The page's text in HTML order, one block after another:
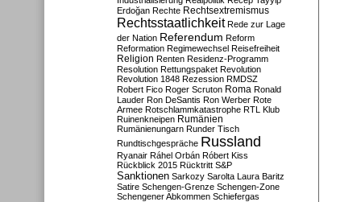
Erdoğan Rechte Rechtsextremismus
Rechtsstaatlichkeit Rede zur Lage
der Nation Referendum Reform
Reformation Regimewechsel Reisefreiheit
Religion Renten Residenz-Programm
Resolution Rettungspaket Revolution
Revolution 1848 Rezession RMDSZ
Robert Fico Roger Scruton Roma Ronald
Lauder Ron DeSantis Ron Werber Rote
Armee Rotschlammkatastrophe RTL Klub
Ruinenkneipen Rumänien
Rumänienungarn Runder Tisch
Rundtischgespräche Russland
Ryanair Ráhel Orbán Róbert Kiss
Rückblick 2015 Rücktritt S&P
Sanktionen Sarkozy Sarolta Laura Baritz
Satire Schengen-Grenze Schengen-Zone
Schengener Abkommen Schiefergas